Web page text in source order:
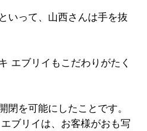
いって、山西さんは手を抜
エブリイもこだわりがたく
を可能にしたことです。
ブリイは、お客様がおも写